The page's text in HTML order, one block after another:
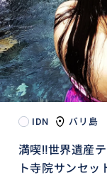
IDN バリ島
満喫‼️世界遺産
ト寺院サンセ